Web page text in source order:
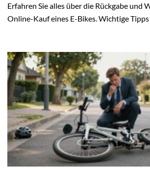
Erfahren Sie alles über die Rückgabe und
Online-Kauf eines E-Bikes. Wichtige Tipps